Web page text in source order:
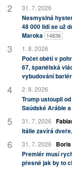
31. 7. 2026
Nesmyslná
48 000 lidí se už
Maroka 14836
1. 8. 2026
Počet obětí v
67, španělská
vybudování
2. 8. 2026
Trump ustoupil
Saúdské Arábie
31. 7. 2026
Itálie zavírá
31. 7. 2026
Premiér musí
přesně jak by to